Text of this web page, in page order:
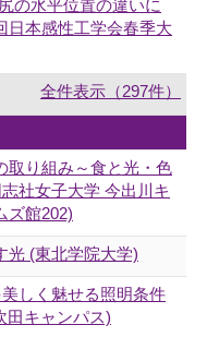
の水平位置の違いに
日本感性工学会春季大
全件表示（297件）
取り組み～食と光・色
社女子大学 今出川キ
ズ館202)
光 (東北学院大学)
しく魅せる照明条件
田キャンパス)